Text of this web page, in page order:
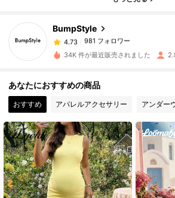
BumpStyle
981 フォロワー
y***0
1日前 に購入しました
981 フォロワー
981 フォロワー
981 フォロワー
34K 件が最近販売されました
あなたにおすすめの商品
おすすめ アパレルアクセサリー アンダー